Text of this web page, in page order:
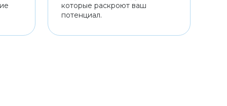
которые раскроют ваш
потенциал.